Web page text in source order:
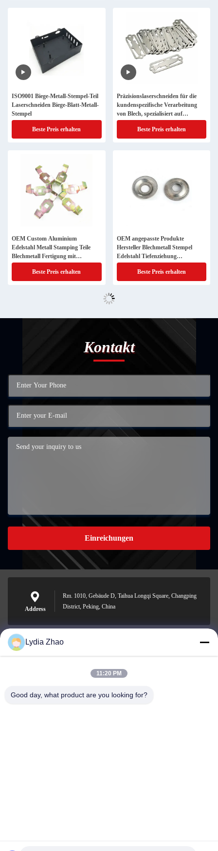
ISO9001 Biege-Metall-Stempel-Teil
Laserschneiden Biege-Blatt-Metall-
Stempel
Beste Preis erhalten
Präzisionslaserschneiden für die
kundenspezifische Verarbeitung
von Blech, spezialisiert auf
Aluminium- und
Messingmetallstempelteile
Beste Preis erhalten
OEM Custom Aluminium
Edelstahl Metall Stamping Teile
Blechmetall Fertigung mit
Laserschneiden Biegen Tiefzug
Dienstleistungen
Beste Preis erhalten
OEM angepasste Produkte
Hersteller Blechmetall Stempel
Edelstahl Tiefenziehung
Aluminium Stempelteile
TiefenziehungBeste Preis erhalten
Kontakt
Einreichungen
Address
Rm. 1010, Gebäude D, Taihua Longqi Square, Changping
District, Peking, China
jesingd@vip.sina.com
Lydia Zhao
11:20 PM
Good day, what product are you looking for?